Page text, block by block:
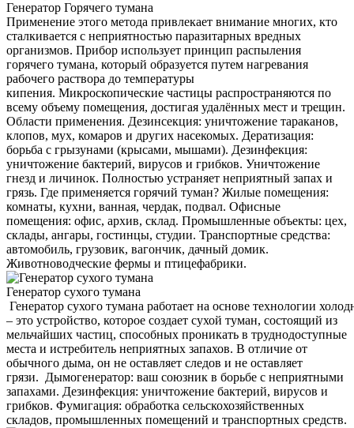
Генератор Горячего тумана
Применение этого метода привлекает внимание многих, кто
сталкивается с неприятностью паразитарных вредных
организмов. Прибор использует принцип распыления
горячего тумана, который образуется путем нагревания
рабочего раствора до температуры
кипения. Микроскопические частицы распространяются по
всему объему помещения, достигая удалённых мест и трещин.
Области применения. Дезинсекция: уничтожение тараканов,
клопов, мух, комаров и других насекомых. Дератизация:
борьба с грызунами (крысами, мышами). Дезинфекция:
уничтожение бактерий, вирусов и грибков. Уничтожение
гнезд и личинок. Полностью устраняет неприятный запах и
грязь. Где применяется горячий туман? Жилые помещения:
комнаты, кухни, ванная, чердак, подвал. Офисные
помещения: офис, архив, склад. Промышленные объекты: цех,
склады, ангары, гостинцы, студии. Транспортные средства:
автомобиль, грузовик, вагончик, дачный домик.
Животноводческие фермы и птицефабрики.
Генератор сухого тумана
Генератор сухого тумана работает на основе технологии
– это устройство, которое создает сухой туман, состоящий из
мельчайших частиц, способных проникать в труднодоступные
места и истребитель неприятных запахов. В отличие от
обычного дыма, он не оставляет следов и не оставляет
грязи. Дымогенератор: ваш союзник в борьбе с неприятными
запахами. Дезинфекция: уничтожение бактерий, вирусов и
грибков. Фумигация: обработка сельскохозяйственных
складов, промышленных помещений и транспортных средств.